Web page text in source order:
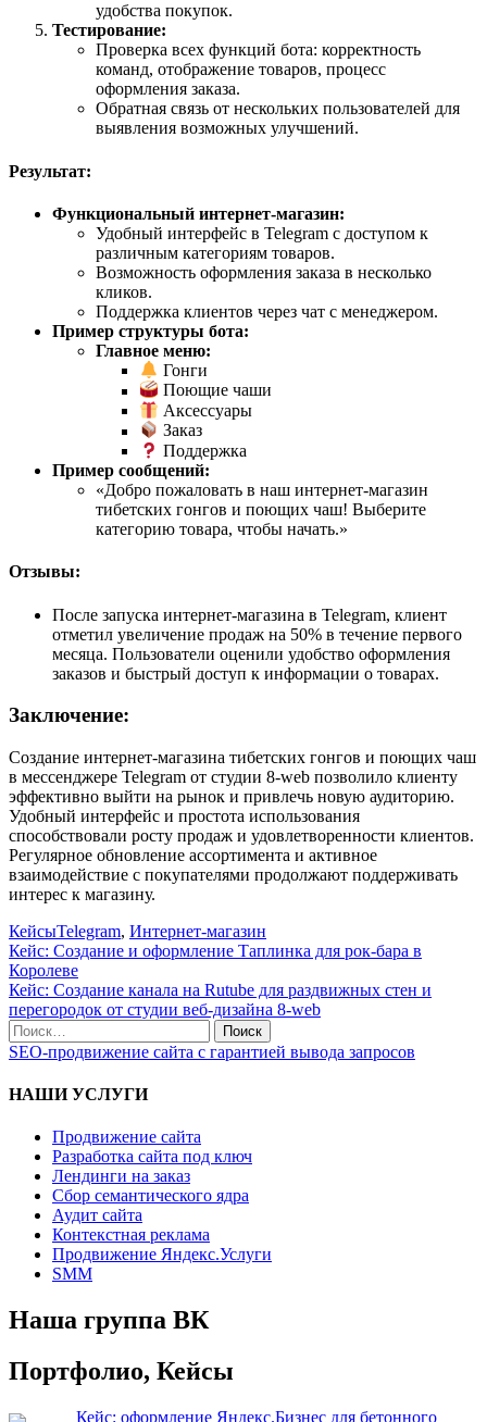
удобства покупок.
Тестирование:
Проверка всех функций бота: корректность
команд, отображение товаров, процесс
оформления заказа.
Обратная связь от нескольких пользователей для
выявления возможных улучшений.
Результат:
Функциональный интернет-магазин:
Удобный интерфейс в Telegram с доступом к
различным категориям товаров.
Возможность оформления заказа в несколько
кликов.
Поддержка клиентов через чат с менеджером.
Пример структуры бота:
Главное меню:
Гонги
Поющие чаши
Аксессуары
Заказ
Поддержка
Пример сообщений:
«Добро пожаловать в наш интернет-магазин
тибетских гонгов и поющих чаш! Выберите
категорию товара, чтобы начать.»
Отзывы:
После запуска интернет-магазина в Telegram, клиент
отметил увеличение продаж на 50% в течение первого
месяца. Пользователи оценили удобство оформления
заказов и быстрый доступ к информации о товарах.
Заключение:
Создание интернет-магазина тибетских гонгов и поющих чаш
в мессенджере Telegram от студии 8-web позволило клиенту
эффективно выйти на рынок и привлечь новую аудиторию.
Удобный интерфейс и простота использования
способствовали росту продаж и удовлетворенности клиентов.
Регулярное обновление ассортимента и активное
взаимодействие с покупателями продолжают поддерживать
интерес к магазину.
КейсыTelegram, Интернет-магазин
Кейс: Создание и оформление Таплинка для рок-бара в
Королеве
Кейс: Создание канала на Rutube для раздвижных стен и
перегородок от студии веб-дизайна 8-web
SEO-продвижение сайта с гарантией вывода запросов
НАШИ УСЛУГИ
Продвижение сайта
Разработка сайта под ключ
Лендинги на заказ
Сбор семантического ядра
Аудит сайта
Контекстная реклама
Продвижение Яндекс.Услуги
SMM
Наша группа ВК
Портфолио, Кейсы
Кейс: оформление Яндекс.Бизнес для бетонного